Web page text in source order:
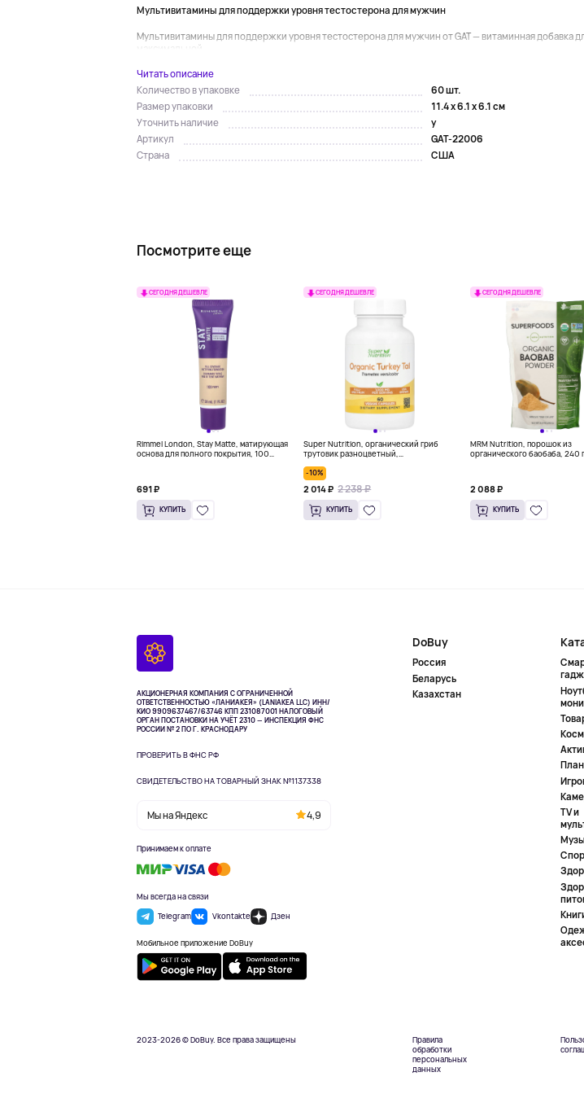
Мультивитамины для поддержки уровня тестостерона для мужчин
Мультивитамины для поддержки уровня тестостерона для мужчин от GAT — витаминная добавка
максимальной...
Читать описание
Количество в упаковке
60 шт.
Размер упаковки
11.4 x 6.1 x 6.1 см
Уточнить наличие
y
Артикул
GAT-22006
Страна
США
Посмотрите еще
СЕГОДНЯ ДЕШЕВЛЕ
Rimmel London, Stay Matte, матирующая
основа для полного покрытия, 100
691 ₽
КУПИТЬ
СЕГОДНЯ ДЕШЕВЛЕ
Super Nutrition, органический гриб
трутовик разноцветный,
-10%
2 014 ₽ 2 238 ₽
КУПИТЬ
СЕГОДНЯ ДЕШЕВЛЕ
MRM Nutrition, порошок из
органического баобаба, 240 г
2 088 ₽
КУПИТЬ
АКЦИОНЕРНАЯ КОМПАНИЯ С ОГРАНИЧЕННОЙ
ОТВЕТСТВЕННОСТЬЮ «ЛАНИАКЕЯ» (LANIAKEA LLC) ИНН/
КИО 9909637467/63746 КПП 231087001 НАЛОГОВЫЙ
ОРГАН ПОСТАНОВКИ НА УЧЁТ 2310 — ИНСПЕКЦИЯ ФНС
РОССИИ № 2 ПО Г. КРАСНОДАРУ
ПРОВЕРИТЬ В ФНС РФ
СВИДЕТЕЛЬСТВО НА ТОВАРНЫЙ ЗНАК №1137338
Мы на Яндекс 4,9
Принимаем к оплате
Мы всегда на связи
Telegram
Vkontakte Дзен
Мобильное приложение DoBuy
DoBuy
Россия
Беларусь
Казахстан
TV и
2023-2026 © DoBuy. Все права защищены
Правила
обработки
персональных
данных